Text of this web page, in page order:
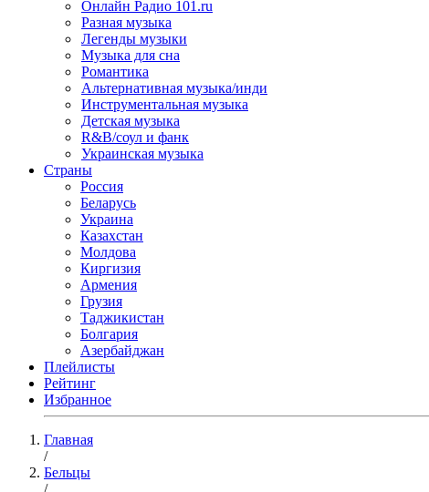
Онлайн Радио 101.ru
Разная музыка
Легенды музыки
Музыка для сна
Романтика
Альтернативная музыка/инди
Инструментальная музыка
Детская музыка
R&B/cоул и фанк
Украинская музыка
Страны
Россия
Беларусь
Украина
Казахстан
Молдова
Киргизия
Армения
Грузия
Таджикистан
Болгария
Азербайджан
Плейлисты
Рейтинг
Избранное
Главная
/
Бельцы
/